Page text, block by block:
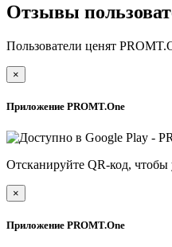
Отзывы
Пользователи ценят
×
Приложение PROMT.One
Отсканируйте QR-код,
×
Приложение PROMT.One